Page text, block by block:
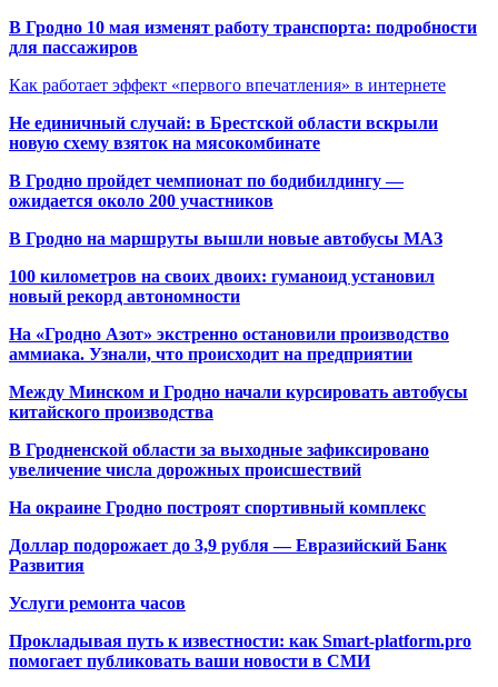
В Гродно 10 мая изменят работу транспорта: подробности
для пассажиров
Как работает эффект «первого впечатления» в интернете
Не единичный случай: в Брестской области вскрыли
новую схему взяток на мясокомбинате
В Гродно пройдет чемпионат по бодибилдингу —
ожидается около 200 участников
В Гродно на маршруты вышли новые автобусы МАЗ
100 километров на своих двоих: гуманоид установил
новый рекорд автономности
На «Гродно Азот» экстренно остановили производство
аммиака. Узнали, что происходит на предприятии
Между Минском и Гродно начали курсировать автобусы
китайского производства
В Гродненской области за выходные зафиксировано
увеличение числа дорожных происшествий
На окраине Гродно построят спортивный комплекс
Доллар подорожает до 3,9 рубля — Евразийский Банк
Развития
Услуги ремонта часов
Прокладывая путь к известности: как Smart-platform.pro
помогает публиковать ваши новости в СМИ